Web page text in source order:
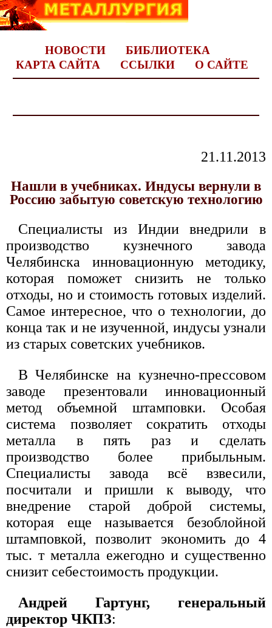
НОВОСТИ
БИБЛИОТЕКА
КАРТА САЙТА
ССЫЛКИ О САЙТЕ
21.11.2013
Нашли в учебниках. Индусы вернули в
Россию забытую советскую технологию
Специалисты из Индии внедрили в
производство кузнечного завода
Челябинска инновационную методику,
которая поможет снизить не только
отходы, но и стоимость готовых изделий.
Самое интересное, что о технологии, до
конца так и не изученной, индусы узнали
из старых советских учебников.
В Челябинске на кузнечно-прессовом
заводе презентовали инновационный
метод объемной штамповки. Особая
система позволяет сократить отходы
металла в пять раз и сделать
производство более прибыльным.
Специалисты завода всё взвесили,
посчитали и пришли к выводу, что
внедрение старой доброй системы,
которая еще называется безоблойной
штамповкой, позволит экономить до 4
тыс. т металла ежегодно и существенно
снизит себестоимость продукции.
Андрей Гартунг, генеральный
директор ЧКПЗ: